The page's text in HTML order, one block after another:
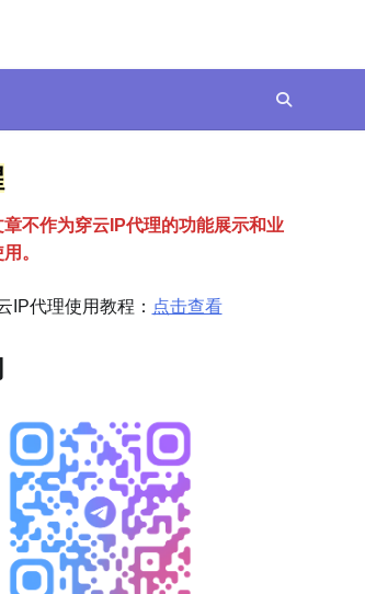
不作为穿云 P代理的功能展示和业
。
IP代理使用教程： 点击查看